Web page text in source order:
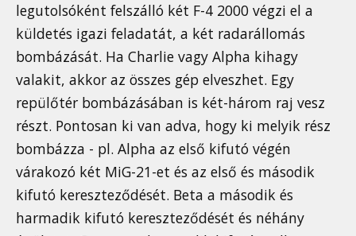
legutolsóként felszálló két F-4 2000 végzi el a
küldetés igazi feladatát, a két radarállomás
bombázását. Ha Charlie vagy Alpha kihagy
valakit, akkor az összes gép elveszhet. Egy
repülőtér bombázásában is két-három raj vesz
részt. Pontosan ki van adva, hogy ki melyik rész
bombázza - pl. Alpha az első kifutó végén
várakozó két MiG-21-et és az első és második
kifutó kereszteződését. Beta a második és
harmadik kifutó kereszteződését és néhány